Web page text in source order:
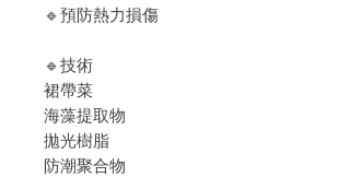
🔹預防熱力損傷
🔹技術
裙帶菜
海藻提取物
拋光樹脂
防潮聚合物